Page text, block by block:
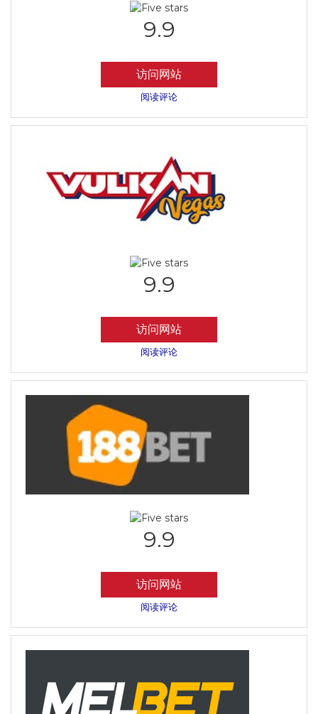
9.9
访问网站
阅读评论
9.9
访问网站
阅读评论
9.9
访问网站
阅读评论